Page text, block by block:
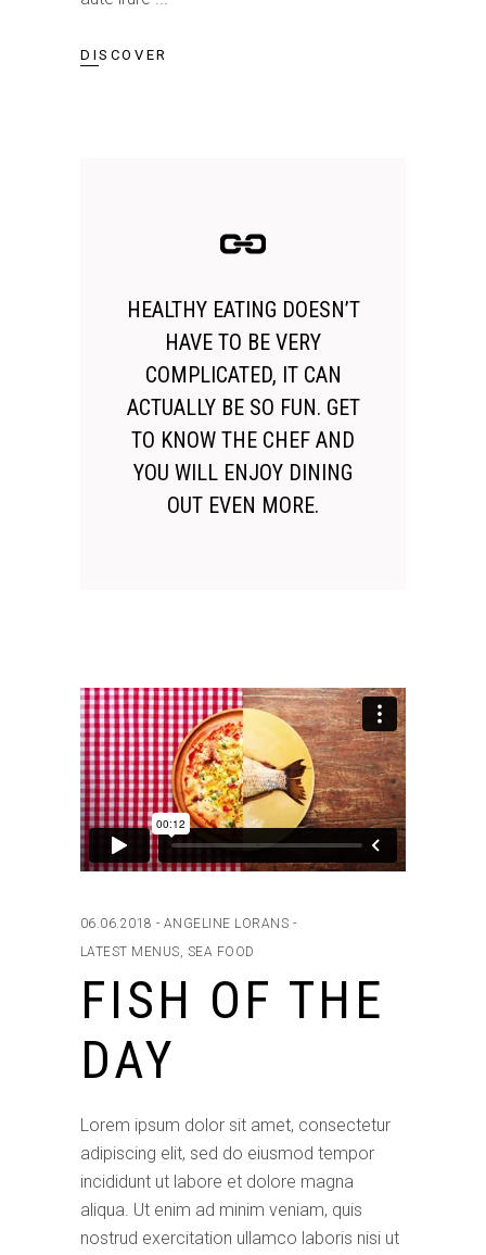
DISCOVER
HEALTHY EATING DOESN’T
HAVE TO BE VERY
COMPLICATED, IT CAN
ACTUALLY BE SO FUN. GET
TO KNOW THE CHEF AND
YOU WILL ENJOY DINING
OUT EVEN MORE.
06.06.2018
ANGELINE LORANS
LATEST MENUS, SEA FOOD
FISH OF THE
DAY
Lorem ipsum dolor sit amet, consectetur
adipiscing elit, sed do eiusmod tempor
incididunt ut labore et dolore magna
aliqua. Ut enim ad minim veniam, quis
nostrud exercitation ullamco laboris nisi ut